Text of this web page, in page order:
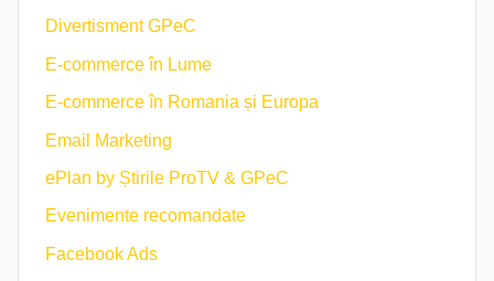
Divertisment GPeC
E-commerce în Lume
E-commerce în Romania și Europa
Email Marketing
ePlan by Știrile ProTV & GPeC
Evenimente recomandate
Facebook Ads